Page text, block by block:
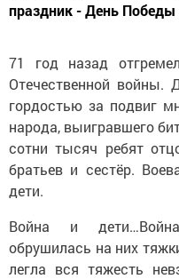
праздник - День
71 год назад
Отечественной войны.
гордостью за подвиг
народа, выигравшего
сотни тысяч ребят
братьев и сестёр.
дети.
Война и
обрушилась на них
легла вся тяжесть